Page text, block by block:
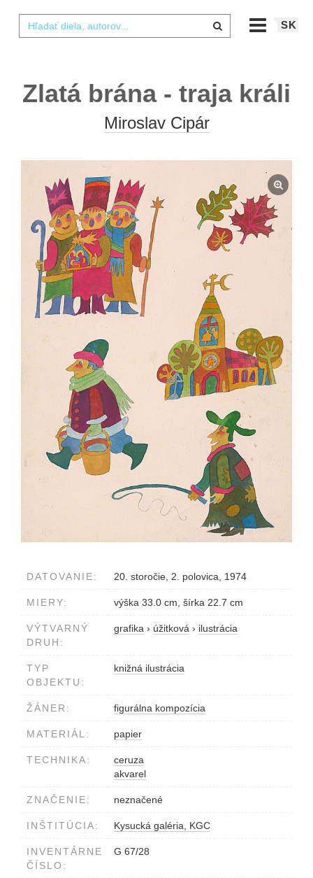
SK
Zlatá brána - traja králi
Miroslav Cipár
DATOVANIE: 20. storočie, 2. polovica, 1974
MIERY: výška 33.0 cm, šírka 22.7 cm
VÝTVARNÝ
DRUH:
grafika › úžitková › ilustrácia
TYP
OBJEKTU:
knižná ilustrácia
ŽÁNER: figurálna kompozícia
MATERIÁL: papier
TECHNIKA:
ceruza
akvarel
ZNAČENIE: neznačené
INŠTITÚCIA: Kysucká galéria, KGC
INVENTÁRNE
ČÍSLO:
G 67/28